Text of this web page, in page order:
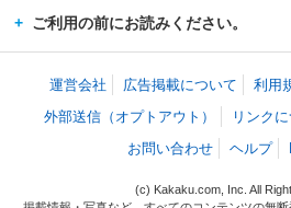
ご利用の前にお読みください。
運営会社 広告掲載について 利用
外部送信（オプトアウト）
リンク
お問い合わせ
ヘルプ
(c) Kakaku.com, Inc. All